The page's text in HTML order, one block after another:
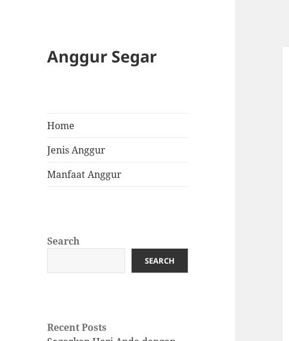
Anggur Segar
Home
Jenis Anggur
Manfaat Anggur
Search
SEARCH
Recent Posts